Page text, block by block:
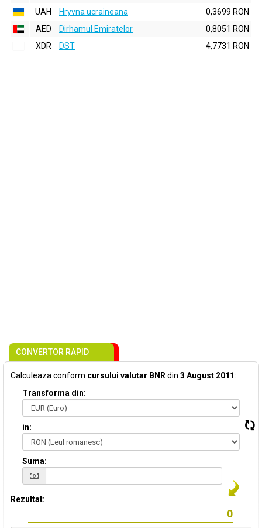
UAH
Hryvna ucraineana
0,3699 RON
AED
Dirhamul Emiratelor
0,8051 RON
XDR
DST 4,7731 RON
CONVERTOR RAPID
Calculeaza conform cursului valutar BNR din 3 August 2011:
Transforma din:
in:
Suma:
Rezultat: